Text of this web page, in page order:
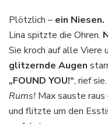
Plötzlich – ein Niesen.
Lina spitzte die Ohren.
Sie kroch auf alle Viere
glitzernde Augen
„FOUND YOU!“, rief sie.
Rums! Max sauste raus
und flitzte um den